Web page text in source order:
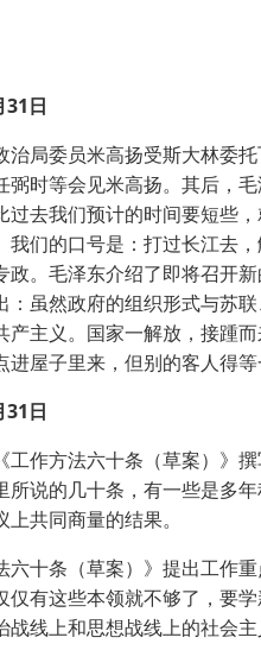
日
局委员米高扬受斯大林委托
弼时等会见米高扬。其后，
过去我们预计的时间要短些
我们的口号是：打过长江去
政。毛泽东介绍了即将召开
：虽然政府的组织形式与苏
产主义。国家一解放，接踵
进屋子里来，但别的客人得
日
作方法六十条（草案）》撰
所说的几十条，有一些是多
共同商量的结果。
十条（草案）》提出工作重
仅有这些本领就不够了，要
战线上和思想战线上的社会